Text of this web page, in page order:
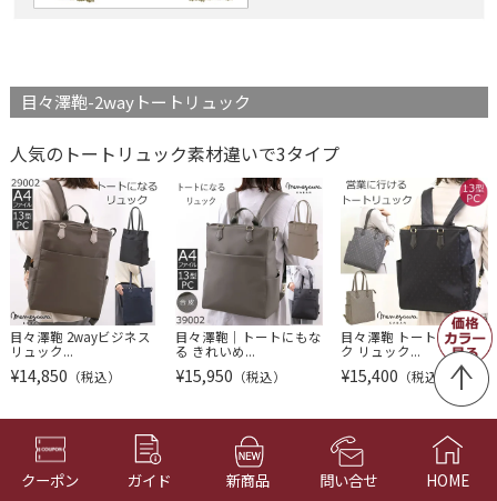
目々澤鞄-2wayトートリュック
人気のトートリュック素材違いで3タイプ
目々澤鞄 2wayビジネス
リュック...
¥14,850 （税込）
目々澤鞄｜トートにもな
る きれいめ...
¥15,950 （税込）
目々澤鞄 トートリュッ
ク リュック...
¥15,400 （税込）
目々澤鞄レディース仕事リュック
クーポン ガイド 新商品 問い合せ HOME